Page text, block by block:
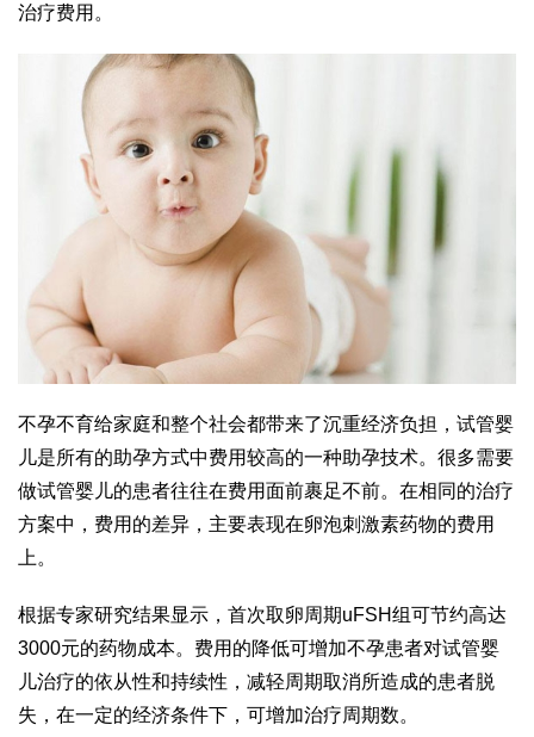
治疗费用。
不孕不育给家庭和整个社会都带来了沉重经济负担，试管婴
儿是所有的助孕方式中费用较高的一种助孕技术。很多需要
做试管婴儿的患者往往在费用面前裹足不前。在相同的治疗
方案中，费用的差异，主要表现在卵泡刺激素药物的费用
上。
根据专家研究结果显示，首次取卵周期uFSH组可节约高达
3000元的药物成本。费用的降低可增加不孕患者对试管婴
儿治疗的依从性和持续性，减轻周期取消所造成的患者脱
失，在一定的经济条件下，可增加治疗周期数。